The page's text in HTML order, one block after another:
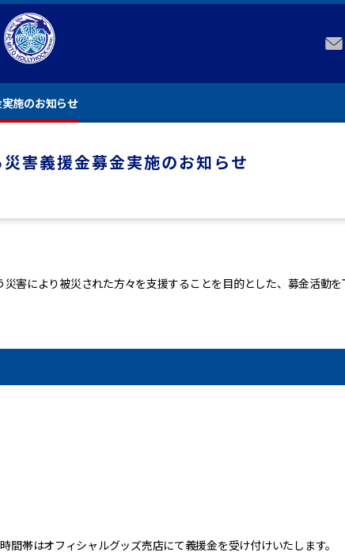
施のお知らせ
害義援金募金実施のお知らせ
害により被災された方々を支援することを目的とした、募金活動を
帯はオフィシャルグッズ売店にて義援金を受け付けいたします。